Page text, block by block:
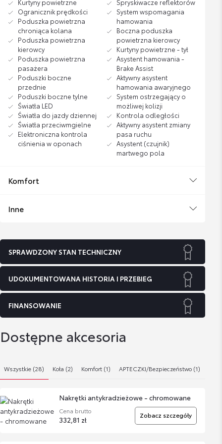
Kurtyny powietrzne
Ogranicznik prędkości
Poduszka powietrzna
chroniąca kolana
Poduszka powietrzna
kierowcy
Poduszka powietrzna
pasażera
Poduszki boczne
przednie
Poduszki boczne tylne
Światła LED
Światła do jazdy dziennej
Światła przeciwmgielne
Elektroniczna kontrola
ciśnienia w oponach
Spryskiwacze reflektorów
System wspomagania
hamowania
Boczna poduszka
powietrzna kierowcy
Kurtyny powietrzne - tył
Asystent hamowania -
Brake Assist
Aktywny asystent
hamowania awaryjnego
System ostrzegający o
możliwej kolizji
Kontrola odległości
Aktywny asystent zmiany
pasa ruchu
Asystent (czujnik)
martwego pola
Komfort
Inne
SPRAWDZONY STAN TECHNICZNY
UDOKUMENTOWANA HISTORIA I PRZEBIEG
FINANSOWANIE
Dostępne akcesoria
Wszystkie (28) Koła (2) Komfort (1) APTECZKI/Bezpieczeństwo (1)
Nakrętki antykradzieżowe - chromowane
Cena brutto
332,81 zł Zobacz szczegóły